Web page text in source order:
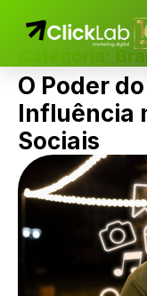
Categoria:
O Poder
Influência
Sociais